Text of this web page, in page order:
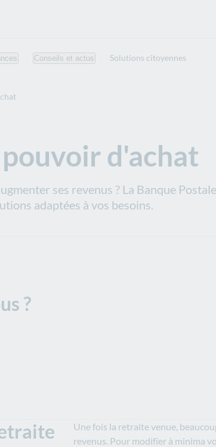
Conseils et actus Solutions citoyennes
d'achat
ses revenus ? La Banque
adaptées à vos besoins.
?
Une fois la retraite venue,
revenus. Pour modifier à minima